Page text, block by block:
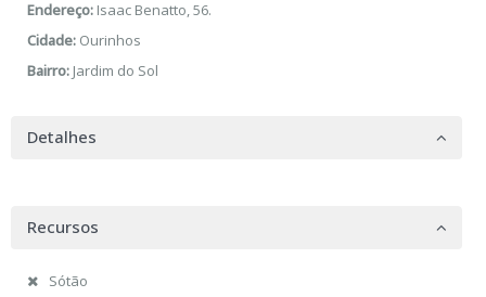
Endereço: Isaac Benatto, 56.
Cidade: Ourinhos
Bairro: Jardim do Sol
Detalhes
Recursos
Sótão